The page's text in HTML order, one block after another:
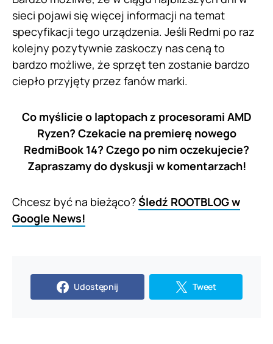
sieci pojawi się więcej informacji na temat
specyfikacji tego urządzenia. Jeśli Redmi po raz
kolejny pozytywnie zaskoczy nas ceną to
bardzo możliwe, że sprzęt ten zostanie bardzo
ciepło przyjęty przez fanów marki.
Co myślicie o laptopach z procesorami AMD
Ryzen? Czekacie na premierę nowego
RedmiBook 14? Czego po nim oczekujecie?
Zapraszamy do dyskusji w komentarzach!
Chcesz być na bieżąco?Śledź ROOTBLOG w
Google News!
Udostępnij Tweet